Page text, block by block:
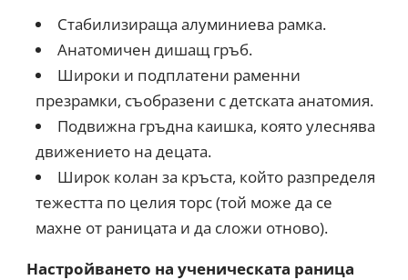
Стабилизираща алуминиева рамка.
Анатомичен дишащ гръб.
Широки и подплатени раменни
презрамки, съобразени с детската анатомия.
Подвижна гръдна каишка, която улеснява
движението на децата.
Широк колан за кръста, който разпределя
тежестта по целия торс (той може да се
махне от раницата и да сложи отново).
Настройването на ученическата раница